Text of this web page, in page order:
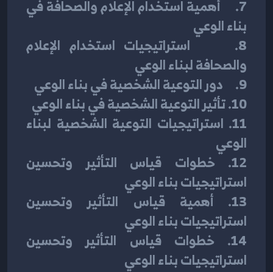
بناء الوعي
والصحافة لبناء الوعي
9.     دور التوعية الشخصية في بناء الوعي
10. تأثير التوعية الشخصية في بناء الوعي
الوعي
استراتيجيات بناء الوعي
استراتيجيات بناء الوعي
استراتيجيات بناء الوعي